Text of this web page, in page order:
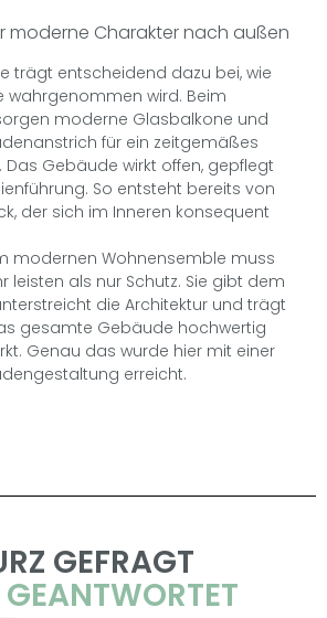
moderne Charakter nach außen
trägt entscheidend dazu bei, wie
wahrgenommen wird. Beim
moderne Glasbalkone und
für ein zeitgemäßes
Das Gebäude wirkt offen, gepflegt
So entsteht bereits von
der sich im Inneren konsequent
modernen Wohnensemble muss
leisten als nur Schutz. Sie gibt dem
die Architektur und trägt
gesamte Gebäude hochwertig
Genau das wurde hier mit einer
erreicht.
GEFRAGT